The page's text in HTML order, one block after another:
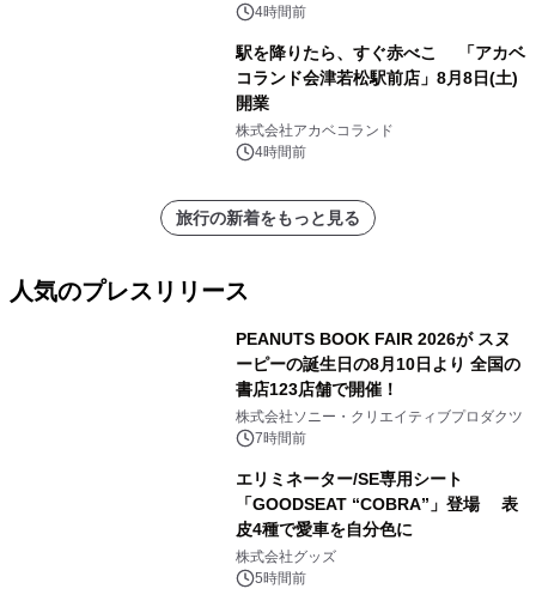
ネムネ～大作戦！」始動
4時間前
駅を降りたら、すぐ赤べこ 「アカベ
コランド会津若松駅前店」8月8日(土)
開業
株式会社アカベコランド
4時間前
旅行の新着をもっと見る
人気のプレスリリース
PEANUTS BOOK FAIR 2026が スヌ
ーピーの誕生日の8月10日より 全国の
書店123店舗で開催！
株式会社ソニー・クリエイティブプロダクツ
7時間前
エリミネーター/SE専用シート
「GOODSEAT “COBRA”」登場 表
皮4種で愛車を自分色に
株式会社グッズ
5時間前